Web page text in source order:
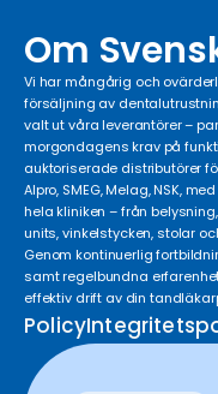
Om
Vi har mångårig och
försäljning av
valt ut våra leverantörer –
morgondagens krav på
auktoriserade distributörer
Alpro, SMEG, Melag, NSK,
hela kliniken – från
units, vinkelstycken, stolar
Genom kontinuerlig
samt regelbundna
effektiv drift av din
Policy